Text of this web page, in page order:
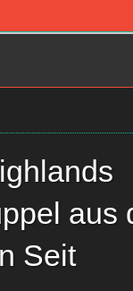
aus
Seit